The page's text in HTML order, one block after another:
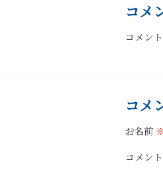
コメ
コメン
コメ
お名前
コメント